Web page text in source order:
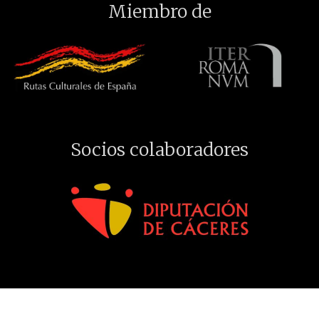
Miembro de
Socios colaboradores